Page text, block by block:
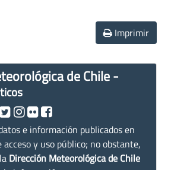
Imprimir
de Chile -
e información publicados en
y uso público; no obstante,
Dirección Meteorológica de Chile